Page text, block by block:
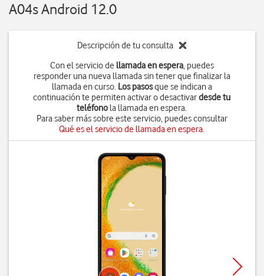
A04s Android 12.0
Descripción de tu consulta
Con el servicio de llamada en espera, puedes
responder una nueva llamada sin tener que finalizar la
llamada en curso. Los pasosque se indican a
continuación te permiten activar o desactivardesde tu
teléfono la llamada en espera.
Para saber más sobre este servicio, puedes consultar
Qué es el servicio de llamada en espera.